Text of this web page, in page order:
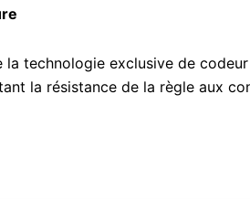
la technologie exclusive de
la résistance de la règle aux